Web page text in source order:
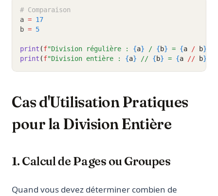
# Comparaison
a = 17
b = 5
print (f"Division régulière : {a} / {b} = {a / b}
print (f"Division entière : {a} // {b} = {a // b}
Cas d'Utilisation Pratiques
pour la Division Entière
1. Calcul de Pages ou Groupes
Quand vous devez déterminer combien de